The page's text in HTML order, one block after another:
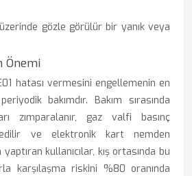
gözle görülür bir yanık veya
Önemi
hatası vermesini engellemenin en
bakımdır. Bakım sırasında
zımparalanır, gaz valfi basınç
ve elektronik kart nemden
yaptıran kullanıcılar, kış ortasında bu
karşılaşma riskini %80 oranında